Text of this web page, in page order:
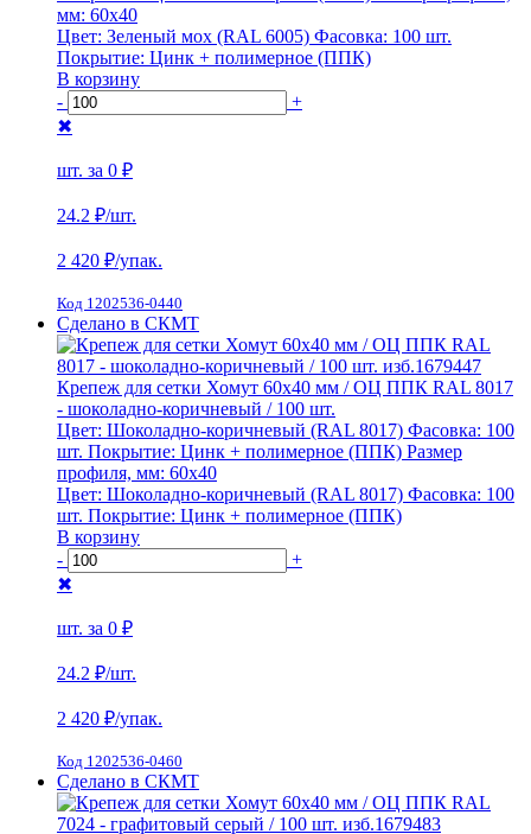
мм: 60х40
Цвет: Зеленый мох (RAL 6005) Фасовка: 100 шт.
Покрытие: Цинк + полимерное (ППК)
В корзину
-
+
✖
шт. за 0 ₽
24.2 ₽/шт.
2 420 ₽/упак.
Код 1202536-0440
Сделано в СКМТ
Крепеж для сетки Хомут 60х40 мм / ОЦ ППК RAL 8017
- шоколадно-коричневый / 100 шт.
Цвет: Шоколадно-коричневый (RAL 8017) Фасовка: 100
шт. Покрытие: Цинк + полимерное (ППК) Размер
профиля, мм: 60х40
Цвет: Шоколадно-коричневый (RAL 8017) Фасовка: 100
шт. Покрытие: Цинк + полимерное (ППК)
В корзину
-
+
✖
шт. за 0 ₽
24.2 ₽/шт.
2 420 ₽/упак.
Код 1202536-0460
Сделано в СКМТ